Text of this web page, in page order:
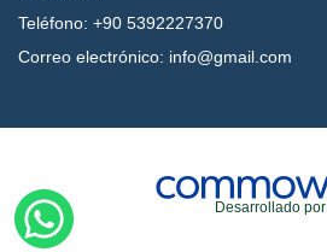
Teléfono: +90 5392227370
Correo electrónico: info@gmail.com
Desarrollado por